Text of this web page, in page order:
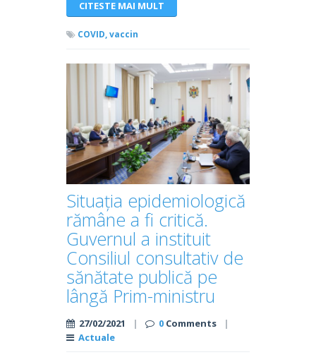
CITESTE MAI MULT
COVID,vaccin
Situația epidemiologică
rămâne a fi critică.
Guvernul a instituit
Consiliul consultativ de
sănătate publică pe
lângă Prim-ministru
27/02/2021 | 0 Comments
|
Actuale